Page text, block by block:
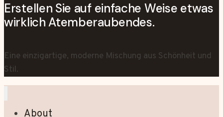
Erstellen Sie auf einfache Weise etwas
wirklich Atemberaubendes.
Eine einzigartige, moderne Mischung aus Schönheit und
Stil.
About